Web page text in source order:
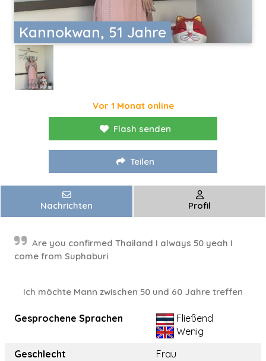
Kannokwan, 51 Jahre
Vor 1 Monat online
Flash senden
Teilen
Nachrichten Profil
Are you confirmed Thailand I always 50 yeah I
come from Suphaburi
Ich möchte Mann zwischen 50 und 60 Jahre treffen
Gesprochene Sprachen
Fließend
Wenig
Geschlecht
Frau